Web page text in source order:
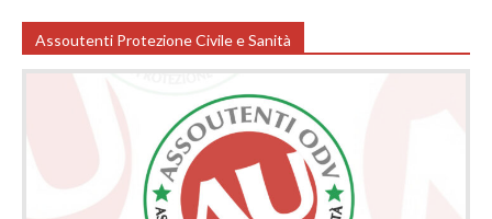
Assoutenti Protezione Civile e Sanità